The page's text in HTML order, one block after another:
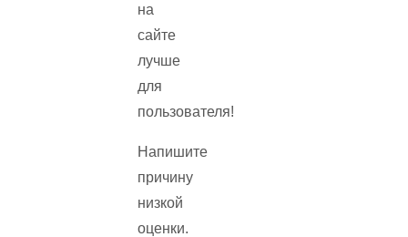
на
сайте
лучше
для
пользователя!
Напишите
причину
низкой
оценки.